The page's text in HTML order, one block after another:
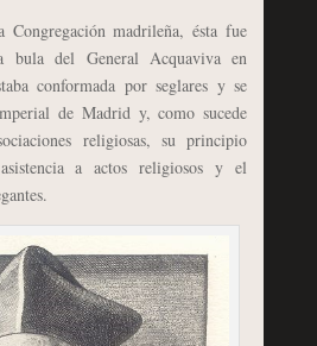
madrileña, ésta fue
bula del General Acquaviva en
conformada por seglares y se
de Madrid y, como sucede
religiosas, su principio
a actos religiosos y el